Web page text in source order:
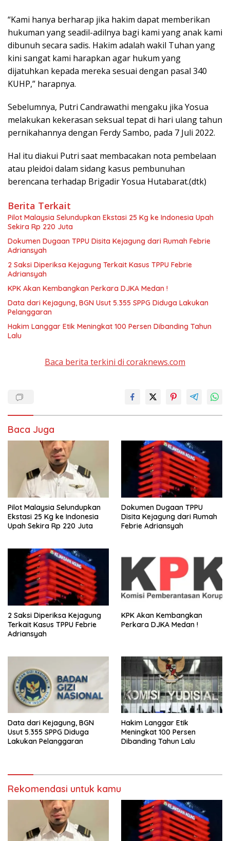
“Kami hanya berharap jika hakim dapat memberikan
hukuman yang seadil-adilnya bagi kami yang anak kami
dibunuh secara sadis. Hakim adalah wakil Tuhan yang
kini sangat kami harapkan agar hukum yang
dijatuhkan kepada mereka sesuai dengan pasal 340
KUHP,” harapnya.
Sebelumnya, Putri Candrawathi mengaku jika Yosua
melakukan kekerasan seksual tepat di hari ulang tahun
pernikahannya dengan Ferdy Sambo, pada 7 Juli 2022.
Hal itu diakui Putri saat membacakan nota pembelaan
atau pleidoi dalam sidang kasus pembunuhan
berencana terhadap Brigadir Yosua Hutabarat.(dtk)
Berita Terkait
Pilot Malaysia Selundupkan Ekstasi 25 Kg ke Indonesia Upah
Sekira Rp 220 Juta
Dokumen Dugaan TPPU Disita Kejagung dari Rumah Febrie
Adriansyah
2 Saksi Diperiksa Kejagung Terkait Kasus TPPU Febrie
Adriansyah
KPK Akan Kembangkan Perkara DJKA Medan !
Data dari Kejagung, BGN Usut 5.355 SPPG Diduga Lakukan
Pelanggaran
Hakim Langgar Etik Meningkat 100 Persen Dibanding Tahun
Lalu
Baca berita terkini di coraknews.com
Baca Juga
Pilot Malaysia Selundupkan
Ekstasi 25 Kg ke Indonesia
Upah Sekira Rp 220 Juta
Dokumen Dugaan TPPU
Disita Kejagung dari Rumah
Febrie Adriansyah
2 Saksi Diperiksa Kejagung
Terkait Kasus TPPU Febrie
Adriansyah
KPK Akan Kembangkan
Perkara DJKA Medan !
Data dari Kejagung, BGN
Usut 5.355 SPPG Diduga
Lakukan Pelanggaran
Hakim Langgar Etik
Meningkat 100 Persen
Dibanding Tahun Lalu
Rekomendasi untuk kamu